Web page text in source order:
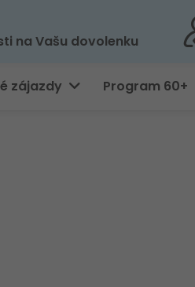
na Vašu dovolenku
zájazdy Program 60+